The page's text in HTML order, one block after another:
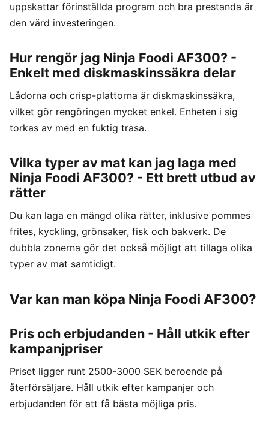
uppskattar förinställda program och bra prestanda är
den värd investeringen.
Hur rengör jag Ninja Foodi AF300? -
Enkelt med diskmaskinssäkra delar
Lådorna och crisp-plattorna är diskmaskinssäkra,
vilket gör rengöringen mycket enkel. Enheten i sig
torkas av med en fuktig trasa.
Vilka typer av mat kan jag laga med
Ninja Foodi AF300? - Ett brett utbud av
rätter
Du kan laga en mängd olika rätter, inklusive pommes
frites, kyckling, grönsaker, fisk och bakverk. De
dubbla zonerna gör det också möjligt att tillaga olika
typer av mat samtidigt.
Var kan man köpa Ninja Foodi AF300?
Pris och erbjudanden - Håll utkik efter
kampanjpriser
Priset ligger runt 2500-3000 SEK beroende på
återförsäljare. Håll utkik efter kampanjer och
erbjudanden för att få bästa möjliga pris.